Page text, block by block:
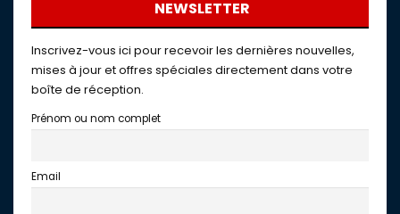
NEWSLETTER
Inscrivez-vous ici pour recevoir les dernières nouvelles,
mises à jour et offres spéciales directement dans votre
boîte de réception.
Prénom ou nom complet
Email